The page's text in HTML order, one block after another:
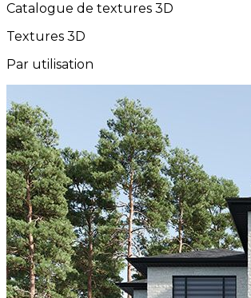
Catalogue de textures 3D
Textures 3D
Par utilisation